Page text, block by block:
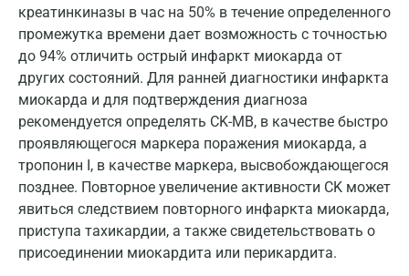
креатинкиназы в час на 50% в течение определенного
промежутка времени дает возможность с точностью
до 94% отличить острый инфаркт миокарда от
других состояний. Для ранней диагностики инфаркта
миокарда и для подтверждения диагноза
рекомендуется определять CK-МВ, в качестве быстро
проявляющегося маркера поражения миокарда, а
тропонин I, в качестве маркера, высвобождающегося
позднее. Повторное увеличение активности CK может
явиться следствием повторного инфаркта миокарда,
приступа тахикардии, а также свидетельствовать о
присоединении миокардита или перикардита.
Красногорск
Краснодар
Красноярск
Курск
Лабинск
Липецк
Лобня
Люберцы